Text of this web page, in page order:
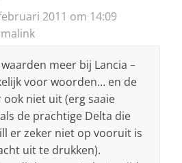
2011 om 14:09
meer bij Lancia –
voor woorden… en de
ook niet uit (erg saaie
de prachtige Delta die
er zeker niet op vooruit is
uit te drukken).